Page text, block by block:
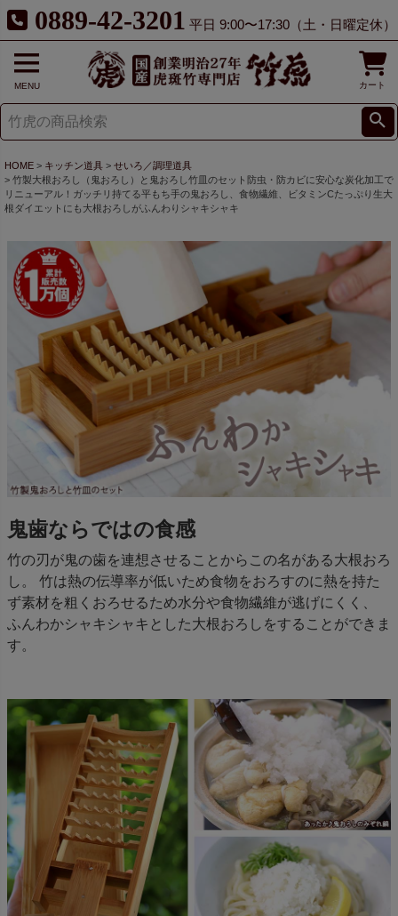
0889-42-3201 平日 9:00〜17:30（土・日曜定休）
MENU カート
HOME キッチン道具
せいろ／調理道具
竹製大根おろし（鬼おろし）と鬼おろし竹皿のセット防虫・防カビに安心な炭化加工で
リニューアル！ガッチリ持てる平もち手の鬼おろし、食物繊維、ビタミンCたっぷり生大
根ダイエットにも大根おろしがふんわりシャキシャキ
鬼歯ならではの食感
竹の刃が鬼の歯を連想させることからこの名がある大根おろ
し。 竹は熱の伝導率が低いため食物をおろすのに熱を持た
ず素材を粗くおろせるため水分や食物繊維が逃げにくく、
ふんわかシャキシャキとした大根おろしをすることができま
す。